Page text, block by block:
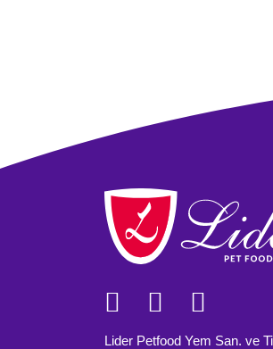
Lider Petfood Yem San. ve